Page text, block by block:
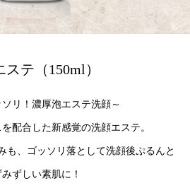
ステ（150ml）
リ！濃厚泡エステ洗顔～
配合した新感覚の洗顔エステ。
も、ゴッソリ落として洗顔後ぷるんと
ずしい素肌に！